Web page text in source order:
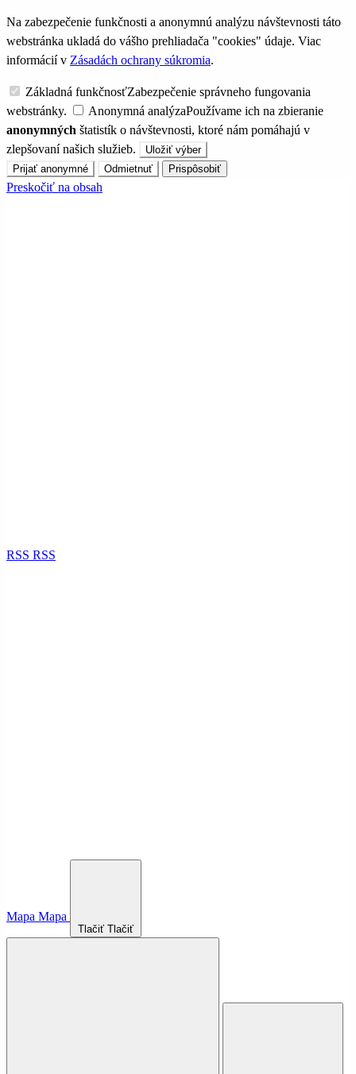
Na zabezpečenie funkčnosti a anonymnú analýzu návštevnosti táto
webstránka ukladá do vášho prehliadača "cookies" údaje. Viac
informácií v Zásadách ochrany súkromia.
Základná funkčnosťZabezpečenie správneho fungovania
webstránky.
Anonymná analýzaPoužívame ich na zbieranie
anonymných štatistík o návštevnosti, ktoré nám pomáhajú v
zlepšovaní našich služieb.
Uložiť výber
Prijať anonymné
Odmietnuť Prispôsobiť
Preskočiť na obsah
RSS RSS
Mapa Mapa
Tlačiť Tlačiť